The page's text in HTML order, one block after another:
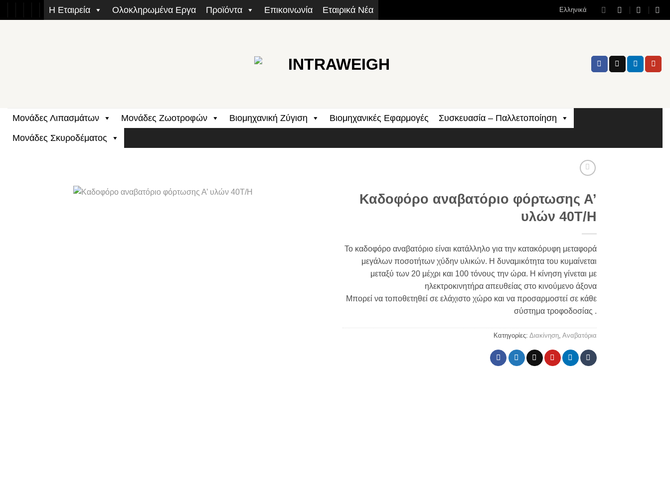
στο
Η Εταιρεία Ολοκληρωμένα Εργα Προϊόντα Επικοινωνία Εταιρικά Νέα Ελληνικά
Μονάδες Λιπασμάτων Μονάδες Ζωοτροφών Βιομηχανική Ζύγιση Βιομηχανικές Εφαρμογές
Συσκευασία – Παλλετοποίηση
Μονάδες Σκυροδέματος
Καδοφόρο αναβατόριο φόρτωσης Α’
υλών 40Τ/Η
Το καδοφόρο αναβατόριο είναι κατάλληλο για την κατακόρυφη μεταφορά
μεγάλων ποσοτήτων χύδην υλικών. Η δυναμικότητα του κυμαίνεται
μεταξύ των 20 μέχρι και 100 τόνους την ώρα. Η κίνηση γίνεται με
ηλεκτροκινητήρα απευθείας στο κινούμενο άξονα
Μπορεί να τοποθετηθεί σε ελάχιστο χώρο και να προσαρμοστεί σε κάθε
σύστημα τροφοδοσίας .
Κατηγορίες: Διακίνηση Αναβατόρια